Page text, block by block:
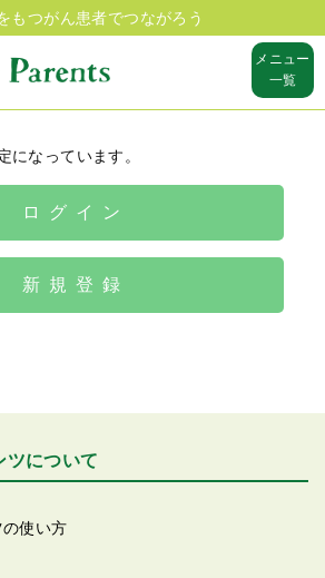
もつがん患者でつながろう
メニュー
一覧
になっています。
ログイン
新規登録
ツについて
使い方